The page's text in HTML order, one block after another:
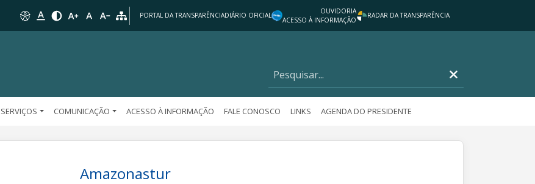
PORTAL DA TRANSPARÊNCIADIÁRIO OFICIAL
OUVIDORIA
ACESSO À INFORMAÇÃO
RADAR DA TRANSPARÊNCIA
SERVIÇOS COMUNICAÇÃO ACESSO À INFORMAÇÃO FALE CONOSCO LINKS AGENDA DO PRESIDENTE
Amazonastur